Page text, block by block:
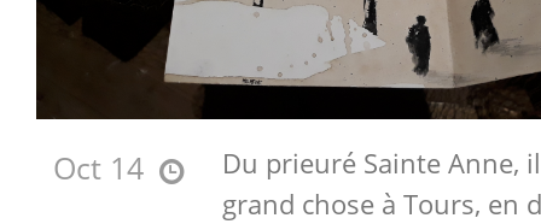
Oct 14
Du prieuré Sainte Anne,
grand chose à Tours, en